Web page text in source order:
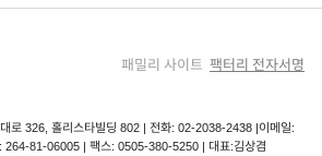
패밀리 사이트 팩터리 전자서명
로 326, 홀리스타빌딩 802 | 전화: 02-2038-2438 |이메일:
81-06005 | 팩스: 0505-380-5250 | 대표:김상겸